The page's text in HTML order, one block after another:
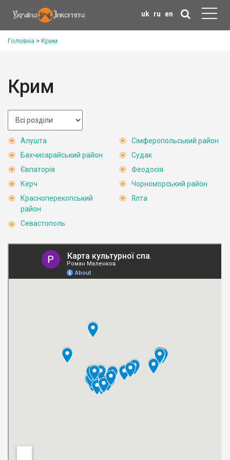
uk ru en
Головна > Крим
Крим
Алушта
Бахчисарайський район
Євпаторія
Керч
Красноперекопський
район
Севастополь
Сімферопольський район
Судак
Феодосія
Чорноморський район
Ялта